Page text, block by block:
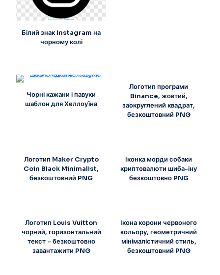
Білий знак Instagram на
чорному колі
Чорні кажани і павуки
шаблон для Хеллоуїна
Логотип програми
Binance, жовтий,
заокруглений квадрат,
безкоштовний PNG
Логотип Maker Crypto
Coin Black Minimalist,
безкоштовний PNG
Іконка морди собаки
криптовалюти шиба-іну
безкоштовно PNG
Логотип Louis Vuitton
чорний, горизонтальний
текст – безкоштовно
завантажити PNG
Ікона корони червоного
кольору, геометричний
мінімалістичний стиль,
безкоштовний PNG